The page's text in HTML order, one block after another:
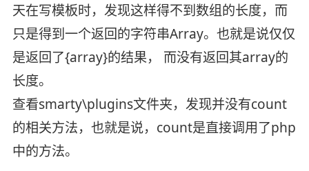
天在写模板时，发现这样得不到数组的长度，而
只是得到一个返回的字符串Array。也就是说仅仅
是返回了{array}的结果， 而没有返回其array的
长度。
查看smarty\plugins文件夹，发现并没有count
的相关方法，也就是说，count是直接调用了php
中的方法。